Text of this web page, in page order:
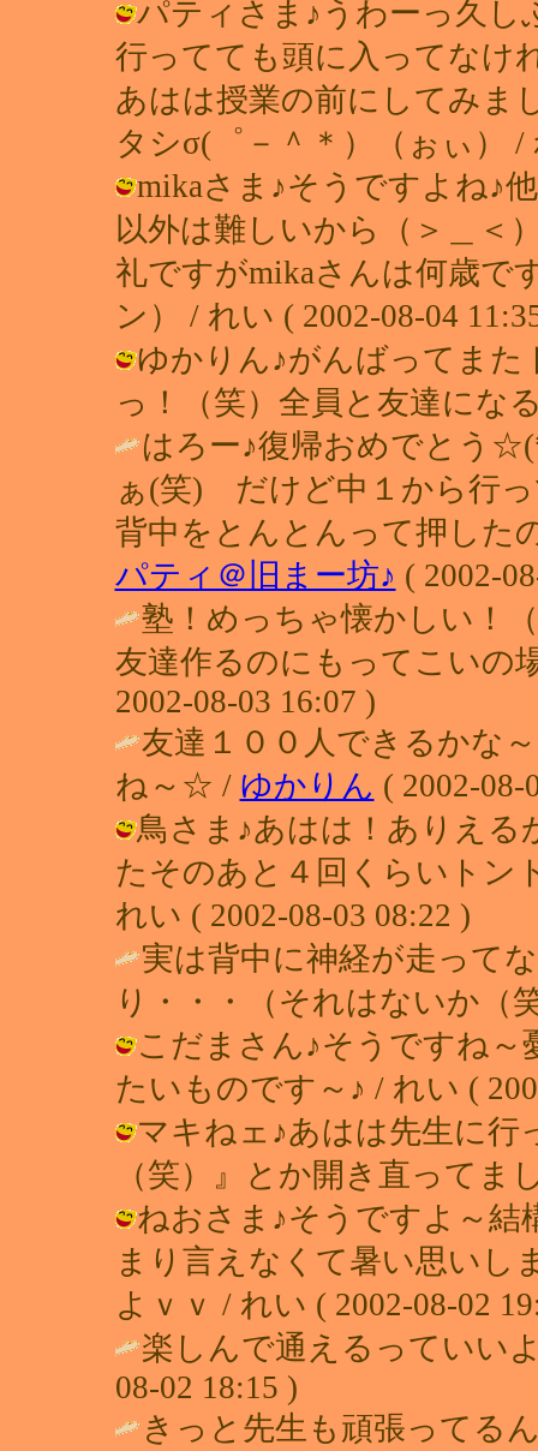
パティさま♪うわーっ久
行ってても頭に入ってなけ
あはは授業の前にしてみま
タシσ(゜－＾＊）（ぉぃ） /
mikaさま♪そうですよね♪
以外は難しいから（＞＿＜
礼ですがmikaさんは何歳で
ン） / れい ( 2002-08-04
ゆかりん♪がんばってま
っ！（笑）全員と友達にな
はろー♪復帰おめでと
ぁ(笑) だけど中１から行
背中をとんとんって押した
パティ＠旧まー坊♪ ( 2002-
塾！めっちゃ懐かしい！
友達作るのにもってこいの
2002-08-03 16:07 )
友達１００人できるかな
ね～☆ / ゆかりん ( 2002-08-
鳥さま♪あはは！ありえる
たそのあと４回くらいトン
れい ( 2002-08-03 08:22 )
実は背中に神経が走って
り・・・（それはないか（
こだまさん♪そうですね～
たいものです～♪ / れい (
マキねェ♪あはは先生に行
（笑）』とか開き直ってま
ねおさま♪そうですよ～
まり言えなくて暑い思いし
よｖｖ / れい ( 2002-08-02
楽しんで通えるってい
08-02 18:15 )
きっと先生も頑張ってる